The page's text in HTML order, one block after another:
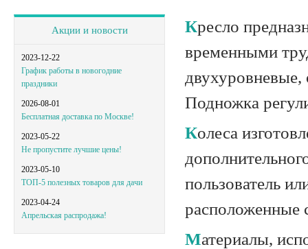
Акции и новости
2023-12-22
График работы в новогодние
праздники
2026-08-01
Бесплатная доставка по Москве!
2023-05-22
Не пропустите лучшие цены!
2023-05-10
ТОП-5 полезных товаров для дачи
2023-04-24
Апрельская распродажа!
Кресло предназначен для передвижения инвалидов и пациентов, с
временными
Подножка
Колеса изготовлены из цельнолитых шин, которые не требуют
пользователь
расположенные
Материалы,